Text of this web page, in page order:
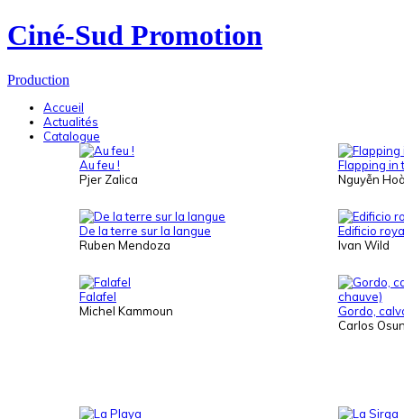
Ciné-Sud Promotion
Production
Accueil
Actualités
Catalogue
Au feu !
Pjer Zalica
Flapping in
Nguyễn
De la terre sur la langue
Ruben Mendoza
Edificio
Ivan Wild
Falafel
Michel Kammoun
Gordo,
Carlos